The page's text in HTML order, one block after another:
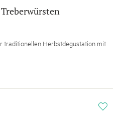
traditionellen Herbstdegustation mit
i